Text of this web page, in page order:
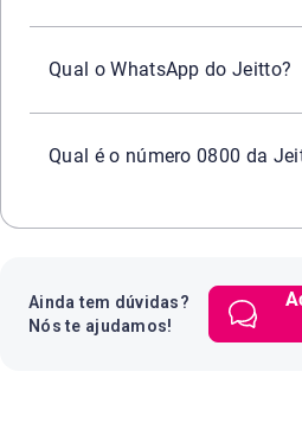
Qual o WhatsApp do Jeitto?
Qual é o número 0800 da
Se seu objetivo é fazer
Ainda tem dúvidas?
Nós te ajudamos!